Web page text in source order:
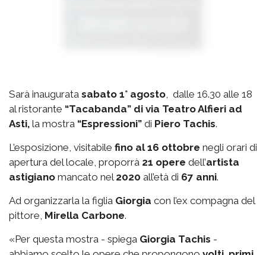
Sarà inaugurata sabato 1° agosto, dalle 16.30 alle 18
al ristorante “Tacabanda” di via Teatro Alfieri ad
Asti, la mostra “Espressioni” di Piero Tachis.
L’esposizione, visitabile fino al 16 ottobre negli orari di
apertura del locale, proporrà 21 opere dell’artista
astigiano mancato nel 2020 all’età di 67 anni.
Ad organizzarla la figlia Giorgia con l’ex compagna del
pittore, Mirella Carbone.
«Per questa mostra - spiega Giorgia Tachis -